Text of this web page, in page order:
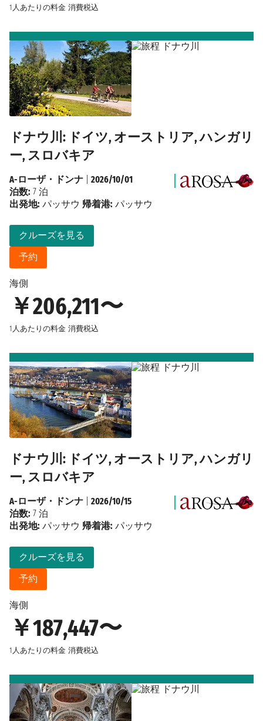
1人あたりの料金 消費税込
ドナウ川: ドイツ, オーストリア, ハンガリ
ー, スロバキア
海側
￥206,211〜
1人あたりの料金 消費税込
クルーズを見る
予約
A-ローザ・ドンナ
2026/10/01
泊数: 7 泊
出発地: パッサウ 帰着港: パッサウ
ドナウ川: ドイツ, オーストリア, ハンガリ
ー, スロバキア
海側
￥187,447〜
1人あたりの料金 消費税込
クルーズを見る
予約
A-ローザ・ドンナ
2026/10/15
泊数: 7 泊
出発地: パッサウ 帰着港: パッサウ